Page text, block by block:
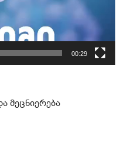
00:29
მეცნიერება